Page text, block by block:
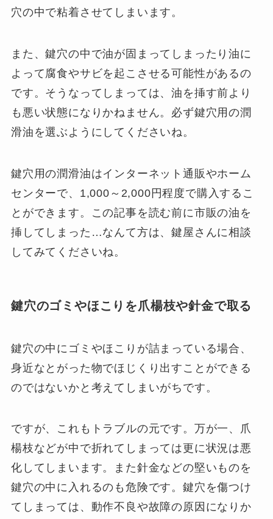
穴の中で粘着させてしまいます。
また、鍵穴の中で油が固まってしまったり油に
よって腐食やサビを起こさせる可能性があるの
です。そうなってしまっては、油を挿す前より
も悪い状態になりかねません。必ず鍵穴用の潤
滑油を選ぶようにしてくださいね。
鍵穴用の潤滑油はインターネット通販やホーム
センターで、1,000～2,000円程度で購入するこ
とができます。この記事を読む前に市販の油を
挿してしまった…なんて方は、鍵屋さんに相談
してみてくださいね。
鍵穴のゴミやほこりを爪楊枝や針金で取る
鍵穴の中にゴミやほこりが詰まっている場合、
身近なとがった物でほじくり出すことができる
のではないかと考えてしまいがちです。
ですが、これもトラブルの元です。万が一、爪
楊枝などが中で折れてしまっては更に状況は悪
化してしまいます。また針金などの堅いものを
鍵穴の中に入れるのも危険です。鍵穴を傷つけ
てしまっては、動作不良や故障の原因になりか